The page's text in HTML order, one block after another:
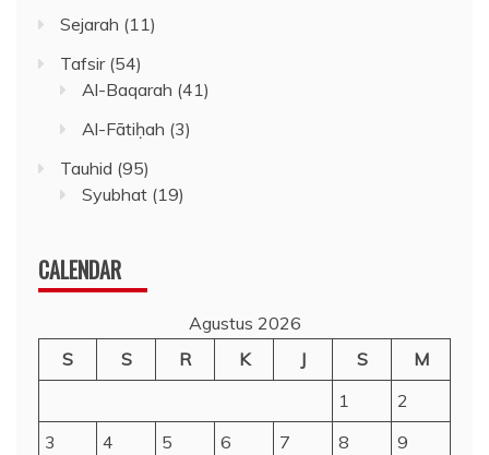
Sejarah (11)
Tafsir(54)
Al-Baqarah (41)
Al-Fātiḥah (3)
Tauhid (95)
Syubhat (19)
CALENDAR
Agustus 2026
S
S R K J S
M
1
2
3
4 5 6 7 8
9